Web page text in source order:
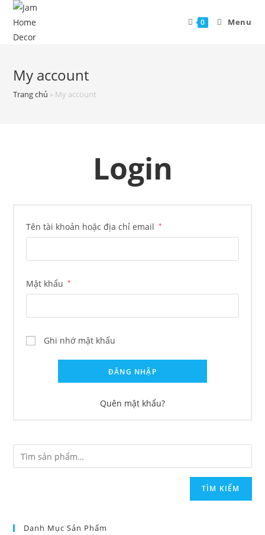
0 Menu
My account
Trang chủ » My account
Login
Tên tài khoản hoặc địa chỉ email *
Mật khẩu *
Ghi nhớ mật khẩu
ĐĂNG NHẬP
Quên mật khẩu?
TÌM KIẾM
Danh Mục Sản Phẩm